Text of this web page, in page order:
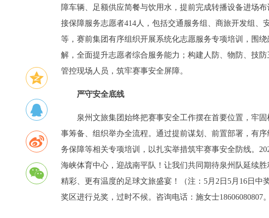
障车辆、足额供应简餐与饮用水，提前完成转播设备进场
接保障服务志愿者414人，包括交通服务组、商旅开发组
等，赛前集团有序组织开展系统化志愿服务专项培训，围
解，全面提升志愿者综合服务能力；构建人防、物防、技
管控现场人员，筑牢赛事安全屏障。
严守安全底线
泉州文旅集团始终把赛事安全工作摆在首要位置，牢
事筹备、组织举办全流程。通过提前谋划、前置部署，有
务保障等相关专项培训，以扎实举措筑牢赛事安全防线。
海峡体育中心，迎战南平队！让我们共同期待泉州队延续
精彩、更有温度的足球文旅盛宴！（注：5月2日5月16日
奖区进行兑奖，过时不候。咨询电话：施女士18606080807。